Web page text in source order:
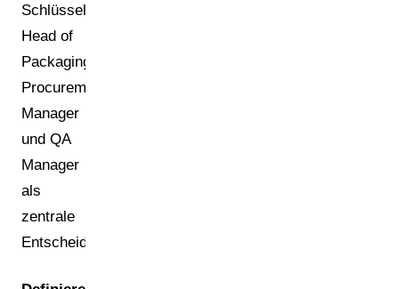
Schlüsselpersonen:
Head of
Packaging,
Procurement
Manager
und QA
Manager
als
zentrale
Entscheidungsträger.